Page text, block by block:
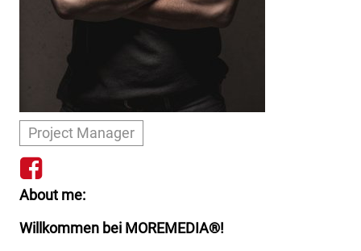
Project Manager
https://www.facebook.com/
About me
Willkommen bei MOREMEDIA®!